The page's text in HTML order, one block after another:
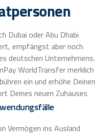
Dubai oder Abu Dhabi
empfängst aber noch
deutschen Unternehmens.
WorldTransfer merklich
ein und erhöhe Deinen
Deines neuen Zuhauses
Vermögen ins Ausland